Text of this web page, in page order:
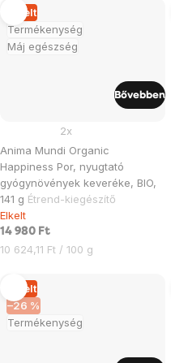
Termékenység
Máj egészség
Elkelt
Anima Mundi Organic
Happiness Por, nyugtató
gyógynövények keveréke, BIO,
141 g Étrend-kiegészítő
2x
Elkelt
14 980 Ft
Egységár:
10 624,11 Ft / 100 g
Bővebben
Termékenység
Elkelt
–26 %